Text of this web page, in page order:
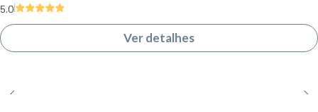
5.0
Ver detalhes